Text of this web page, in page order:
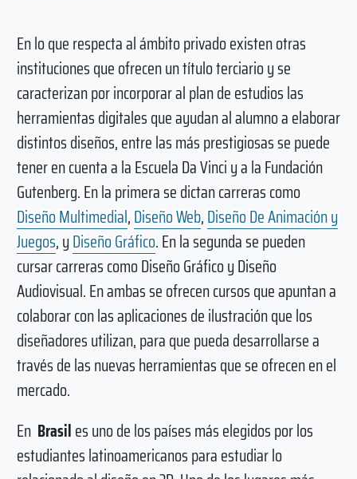
En lo que respecta al ámbito privado existen otras
instituciones que ofrecen un título terciario y se
caracterizan por incorporar al plan de estudios las
herramientas digitales que ayudan al alumno a elaborar
distintos diseños, entre las más prestigiosas se puede
tener en cuenta a la Escuela Da Vinci y a la Fundación
Gutenberg. En la primera se dictan carreras como
Diseño Multimedial,Diseño Web,Diseño De Animación y
Juegos, yDiseño Gráfico. En la segunda se pueden
cursar carreras como Diseño Gráfico y Diseño
Audiovisual. En ambas se ofrecen cursos que apuntan a
colaborar con las aplicaciones de ilustración que los
diseñadores utilizan, para que pueda desarrollarse a
través de las nuevas herramientas que se ofrecen en el
mercado.
En Brasiles uno de los países más elegidos por los
estudiantes latinoamericanos para estudiar lo